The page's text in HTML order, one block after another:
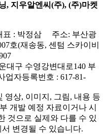
, 지우알엔씨(주), (주)마켓
: 박정삼 주소: 부산광
호(재송동, 센텀 스카이비
구 수영강변대로140 부
자등록번호 : 617-81-
상, 이미지, 그림, 내용 등
개발 예정 자료이거나 시
것으로 실제와 다를 수 있
변경될 수 있습니다.